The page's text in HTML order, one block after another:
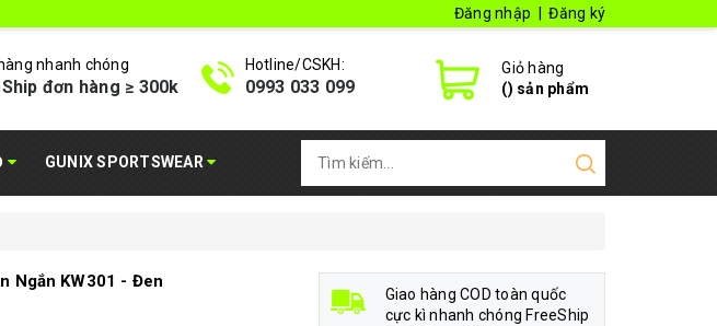
Đăng nhập Đăng ký
nhanh chóng
đơn hàng ≥ 300k
Hotline/CSKH:
0993 033 099
Giỏ hàng
() sản phẩm
GUNIX SPORTSWEAR
Ngắn KW301 - Đen
Giao hàng COD toàn quốc
cực kì nhanh chóng FreeShip